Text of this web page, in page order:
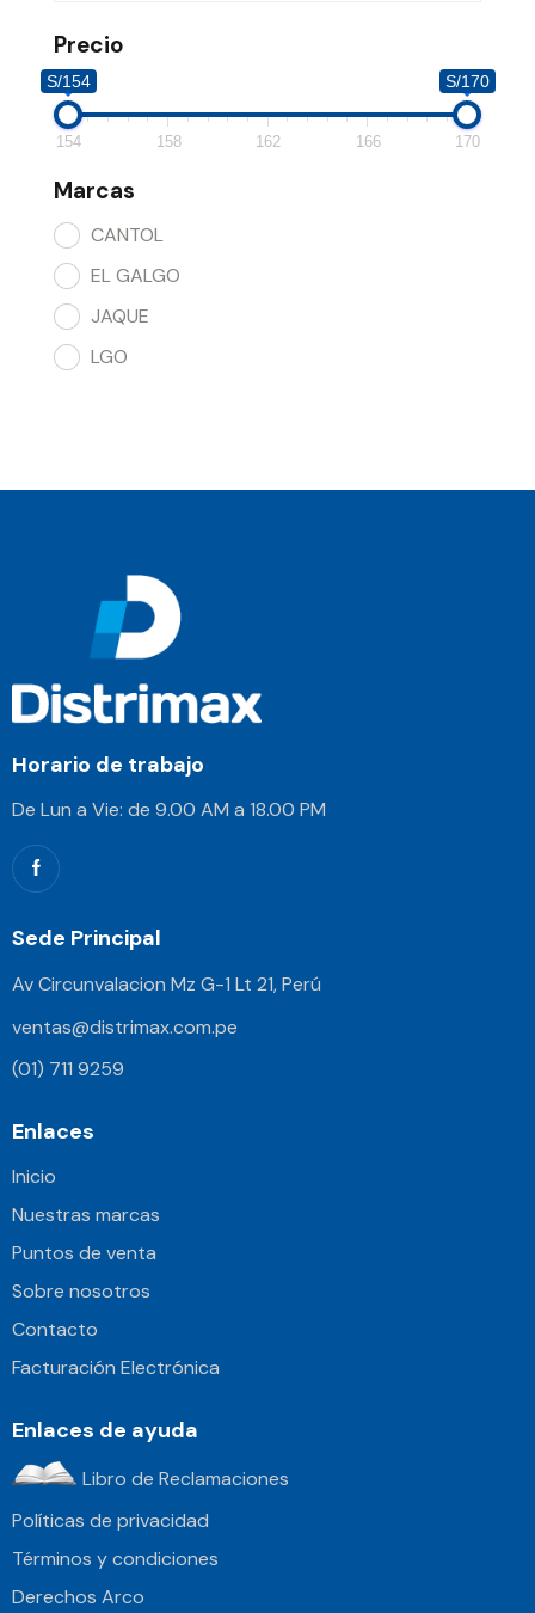
Precio
S/154 S/170
154 158 162 166 170
Marcas
CANTOL
EL GALGO
JAQUE
LGO
Horario de trabajo
De Lun a Vie: de 9.00 AM a 18.00 PM
Sede Principal
Av Circunvalacion Mz G-1 Lt 21, Perú
ventas@distrimax.com.pe
(01) 711 9259
Enlaces
Inicio
Nuestras marcas
Puntos de venta
Sobre nosotros
Contacto
Facturación Electrónica
Enlaces de ayuda
Libro de Reclamaciones
Políticas de privacidad
Términos y condiciones
Derechos Arco